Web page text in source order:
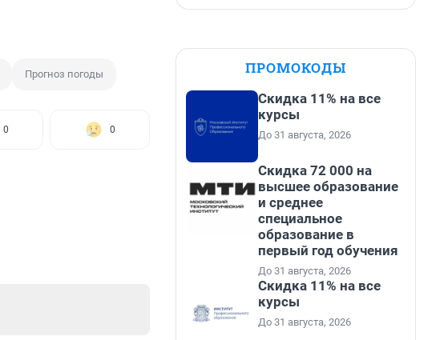
Прогноз погоды
0 0
ПРОМОКОДЫ
Скидка 11% на все
курсы
До 31 августа, 2026
Скидка 72 000 на
высшее образование
и среднее
специальное
образование в
первый год обучения
До 31 августа, 2026
Скидка 11% на все
курсы
До 31 августа, 2026